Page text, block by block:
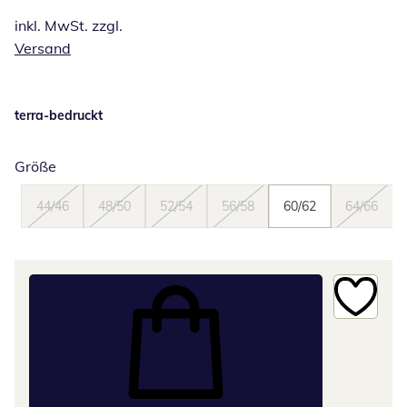
inkl. MwSt. zzgl.
Versand
terra-bedruckt
Größe
44/46 48/50 52/54 56/58 60/62 64/66